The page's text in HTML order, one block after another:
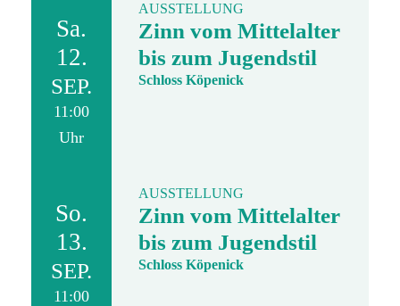
Sa.
12.
SEP.
11:00
Uhr
AUSSTELLUNG
Zinn vom Mittelalter
bis zum Jugendstil
Schloss Köpenick
So.
13.
SEP.
11:00
AUSSTELLUNG
Zinn vom Mittelalter
bis zum Jugendstil
Schloss Köpenick